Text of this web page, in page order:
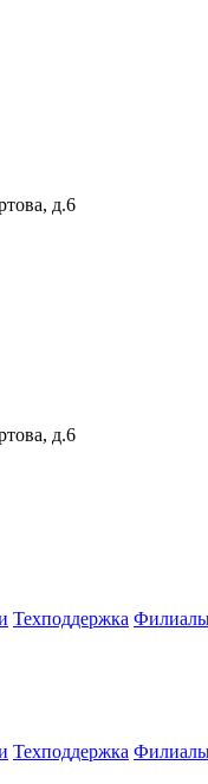
д.6
д.6
Техподдержка
Техподдержка